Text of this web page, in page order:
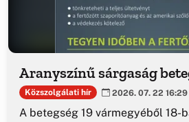
Aranyszínű sárgaság
Közszolgálati hír 2026. 07. 22 16:29
A betegség 19 vármegyéből 18-